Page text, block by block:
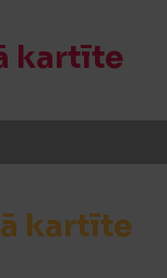
kartīte
kartīte